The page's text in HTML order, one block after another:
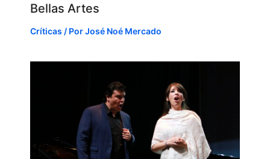
Bellas Artes
Críticas / PorJosé Noé Mercado